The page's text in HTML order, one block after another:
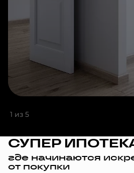
1 из 5
СУПЕР
где начинаются
от покупки